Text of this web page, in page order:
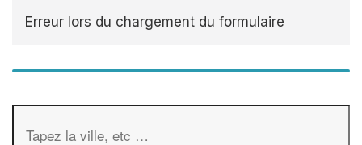
Erreur lors du chargement du formulaire